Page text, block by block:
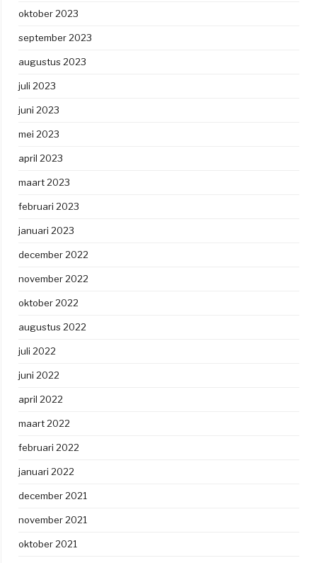
oktober 2023
september 2023
augustus 2023
juli 2023
juni 2023
mei 2023
april 2023
maart 2023
februari 2023
januari 2023
december 2022
november 2022
oktober 2022
augustus 2022
juli 2022
juni 2022
april 2022
maart 2022
februari 2022
januari 2022
december 2021
november 2021
oktober 2021